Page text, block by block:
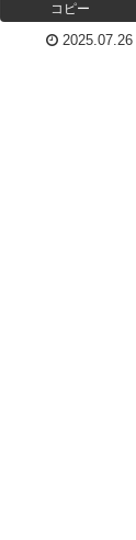
コピー
2025.07.26